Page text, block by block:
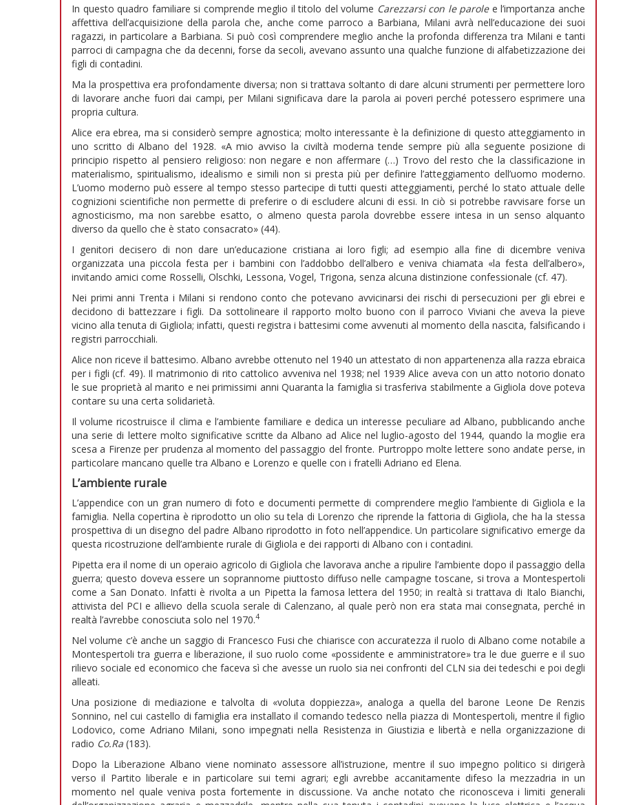
In questo quadro familiare si comprende meglio il titolo del volume Carezzarsi con le parolee l’importanza anche
affettiva dell’acquisizione della parola che, anche come parroco a Barbiana, Milani avrà nell’educazione dei suoi
ragazzi, in particolare a Barbiana. Si può così comprendere meglio anche la profonda differenza tra Milani e tanti
parroci di campagna che da decenni, forse da secoli, avevano assunto una qualche funzione di alfabetizzazione dei
figli di contadini.
Ma la prospettiva era profondamente diversa; non si trattava soltanto di dare alcuni strumenti per permettere loro
di lavorare anche fuori dai campi, per Milani significava dare la parola ai poveri perché potessero esprimere una
propria cultura.
Alice era ebrea, ma si considerò sempre agnostica; molto interessante è la definizione di questo atteggiamento in
uno scritto di Albano del 1928. «A mio avviso la civiltà moderna tende sempre più alla seguente posizione di
principio rispetto al pensiero religioso: non negare e non affermare (…) Trovo del resto che la classificazione in
materialismo, spiritualismo, idealismo e simili non si presta più per definire l’atteggiamento dell’uomo moderno.
L’uomo moderno può essere al tempo stesso partecipe di tutti questi atteggiamenti, perché lo stato attuale delle
cognizioni scientifiche non permette di preferire o di escludere alcuni di essi. In ciò si potrebbe ravvisare forse un
agnosticismo, ma non sarebbe esatto, o almeno questa parola dovrebbe essere intesa in un senso alquanto
diverso da quello che è stato consacrato» (44).
I genitori decisero di non dare un’educazione cristiana ai loro figli; ad esempio alla fine di dicembre veniva
organizzata una piccola festa per i bambini con l’addobbo dell’albero e veniva chiamata «la festa dell’albero»,
invitando amici come Rosselli, Olschki, Lessona, Vogel, Trigona, senza alcuna distinzione confessionale (cf. 47).
Nei primi anni Trenta i Milani si rendono conto che potevano avvicinarsi dei rischi di persecuzioni per gli ebrei e
decidono di battezzare i figli. Da sottolineare il rapporto molto buono con il parroco Viviani che aveva la pieve
vicino alla tenuta di Gigliola; infatti, questi registra i battesimi come avvenuti al momento della nascita, falsificando i
registri parrocchiali.
Alice non riceve il battesimo. Albano avrebbe ottenuto nel 1940 un attestato di non appartenenza alla razza ebraica
per i figli (cf. 49). Il matrimonio di rito cattolico avveniva nel 1938; nel 1939 Alice aveva con un atto notorio donato
le sue proprietà al marito e nei primissimi anni Quaranta la famiglia si trasferiva stabilmente a Gigliola dove poteva
contare su una certa solidarietà.
Il volume ricostruisce il clima e l’ambiente familiare e dedica un interesse peculiare ad Albano, pubblicando anche
una serie di lettere molto significative scritte da Albano ad Alice nel luglio-agosto del 1944, quando la moglie era
scesa a Firenze per prudenza al momento del passaggio del fronte. Purtroppo molte lettere sono andate perse, in
particolare mancano quelle tra Albano e Lorenzo e quelle con i fratelli Adriano ed Elena.
L’ambiente rurale
L’appendice con un gran numero di foto e documenti permette di comprendere meglio l’ambiente di Gigliola e la
famiglia. Nella copertina è riprodotto un olio su tela di Lorenzo che riprende la fattoria di Gigliola, che ha la stessa
prospettiva di un disegno del padre Albano riprodotto in foto nell’appendice. Un particolare significativo emerge da
questa ricostruzione dell’ambiente rurale di Gigliola e dei rapporti di Albano con i contadini.
Pipetta era il nome di un operaio agricolo di Gigliola che lavorava anche a ripulire l’ambiente dopo il passaggio della
guerra; questo doveva essere un soprannome piuttosto diffuso nelle campagne toscane, si trova a Montespertoli
come a San Donato. Infatti è rivolta a un Pipetta la famosa lettera del 1950; in realtà si trattava di Italo Bianchi,
attivista del PCI e allievo della scuola serale di Calenzano, al quale però non era stata mai consegnata, perché in
realtà l’avrebbe conosciuta solo nel 1970.4
Nel volume c’è anche un saggio di Francesco Fusi che chiarisce con accuratezza il ruolo di Albano come notabile a
Montespertoli tra guerra e liberazione, il suo ruolo come «possidente e amministratore» tra le due guerre e il suo
rilievo sociale ed economico che faceva sì che avesse un ruolo sia nei confronti del CLN sia dei tedeschi e poi degli
alleati.
Una posizione di mediazione e talvolta di «voluta doppiezza», analoga a quella del barone Leone De Renzis
Sonnino, nel cui castello di famiglia era installato il comando tedesco nella piazza di Montespertoli, mentre il figlio
Lodovico, come Adriano Milani, sono impegnati nella Resistenza in Giustizia e libertà e nella organizzazione di
radio Co.Ra (183).
Dopo la Liberazione Albano viene nominato assessore all’istruzione, mentre il suo impegno politico si dirigerà
verso il Partito liberale e in particolare sui temi agrari; egli avrebbe accanitamente difeso la mezzadria in un
momento nel quale veniva posta fortemente in discussione. Va anche notato che riconosceva i limiti generali